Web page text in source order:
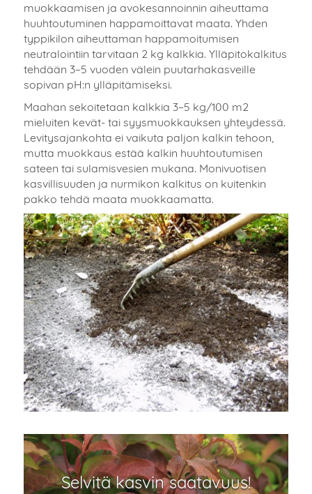
muokkaamisen ja avokesannoinnin aiheuttama
huuhtoutuminen happamoittavat maata. Yhden
typpikilon aiheuttaman happamoitumisen
neutralointiin tarvitaan 2 kg kalkkia. Ylläpitokalkitus
tehdään 3–5 vuoden välein puutarhakasveille
sopivan pH:n ylläpitämiseksi.
Maahan sekoitetaan kalkkia 3–5 kg/100 m2
mieluiten kevät- tai syysmuokkauksen yhteydessä.
Levitysajankohta ei vaikuta paljon kalkin tehoon,
mutta muokkaus estää kalkin huuhtoutumisen
sateen tai sulamisvesien mukana. Monivuotisen
kasvillisuuden ja nurmikon kalkitus on kuitenkin
pakko tehdä maata muokkaamatta.
Selvitä kasvin saatavuus!